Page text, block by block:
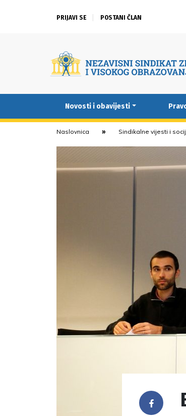
PRIJAVI SE POSTANI ČLAN
Novosti i obavijesti
Naslovnica Sindikalne vijesti i
Facebook